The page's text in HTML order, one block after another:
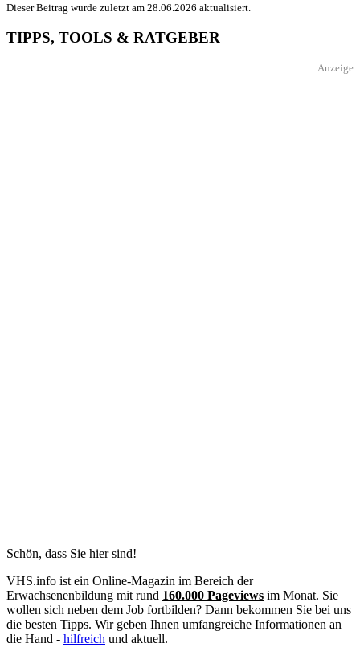
Dieser Beitrag wurde zuletzt am 28.06.2026 aktualisiert.
TIPPS, TOOLS & RATGEBER
Anzeige
Schön, dass Sie hier sind!
VHS.info ist ein Online-Magazin im Bereich der
Erwachsenenbildung mit rund 160.000 Pageviews im Monat. Sie
wollen sich neben dem Job fortbilden? Dann bekommen Sie bei uns
die besten Tipps. Wir geben Ihnen umfangreiche Informationen an
die Hand - hilfreich und aktuell.